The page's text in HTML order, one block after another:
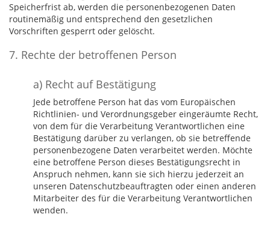
Speicherfrist ab, werden die personenbezogenen Daten
routinemäßig und entsprechend den gesetzlichen
Vorschriften gesperrt oder gelöscht.
7. Rechte der betroffenen Person
a) Recht auf Bestätigung
Jede betroffene Person hat das vom Europäischen
Richtlinien- und Verordnungsgeber eingeräumte Recht,
von dem für die Verarbeitung Verantwortlichen eine
Bestätigung darüber zu verlangen, ob sie betreffende
personenbezogene Daten verarbeitet werden. Möchte
eine betroffene Person dieses Bestätigungsrecht in
Anspruch nehmen, kann sie sich hierzu jederzeit an
unseren Datenschutzbeauftragten oder einen anderen
Mitarbeiter des für die Verarbeitung Verantwortlichen
wenden.